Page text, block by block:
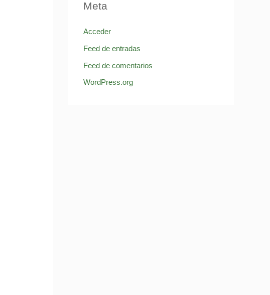
Meta
Acceder
Feed de entradas
Feed de comentarios
WordPress.org